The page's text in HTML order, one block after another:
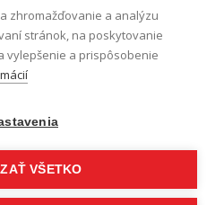
od zmluvy
zhromažďovanie a analýzu
stránok, na poskytovanie
vylepšenie a prispôsobenie
VŠETKO